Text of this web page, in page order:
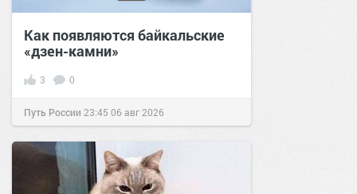
Как появляются байкальские
«дзен-камни»
3 0
Путь России 23:45 06 авг 2026